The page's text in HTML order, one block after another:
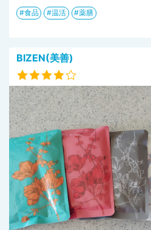
食品 温活
薬膳
BIZEN(美善)